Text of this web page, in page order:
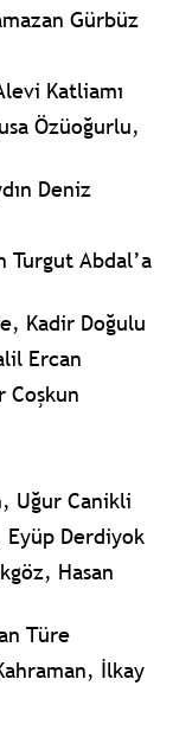
Gürbüz
Katliamı
Özüoğurlu,
Deniz
Turgut Abdal’a
Kadir Doğulu
Ercan
Coşkun
Uğur Canikli
Eyüp Derdiyok
Hasan
Türe
İlkay